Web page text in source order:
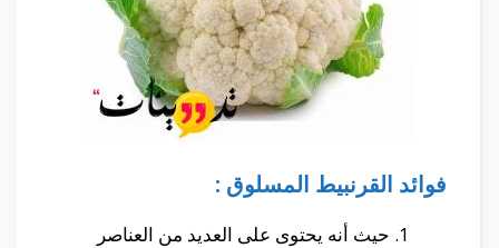
فوائد القرنبيط المسلوق :
حيث أنه يحتوى على العديد من العناصر